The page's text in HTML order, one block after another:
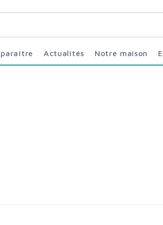
À paraître Actualités Notre maison